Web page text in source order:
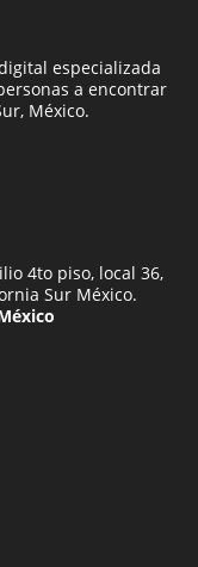
especializada
a encontrar
México.
4to piso, local 36,
Sur México.